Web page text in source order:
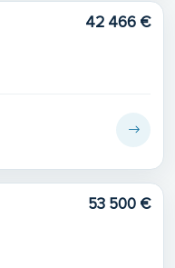
42 466 €
53 500 €